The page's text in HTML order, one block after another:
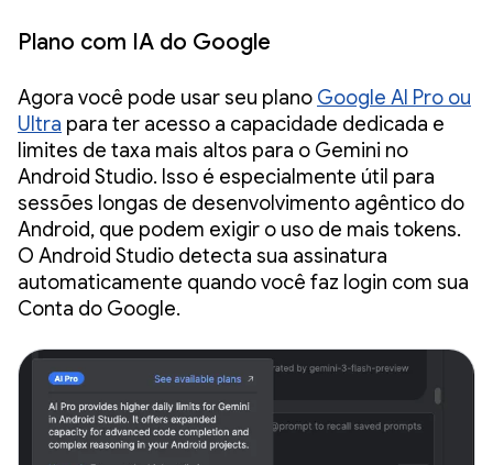
Plano com IA do Google
Agora você pode usar seu plano Google AI Pro ou
Ultra para ter acesso a capacidade dedicada e
limites de taxa mais altos para o Gemini no
Android Studio. Isso é especialmente útil para
sessões longas de desenvolvimento agêntico do
Android, que podem exigir o uso de mais tokens.
O Android Studio detecta sua assinatura
automaticamente quando você faz login com sua
Conta do Google.